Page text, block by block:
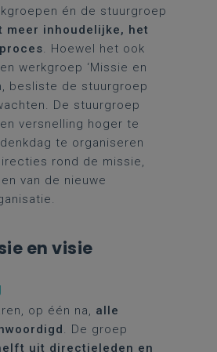
én de stuurgroep
meer inhoudelijke, het
. Hoewel het ook
werkgroep ‘Missie en
besliste de stuurgroep
De stuurgroep
versnelling hoger te
te organiseren
rond de missie,
van de nieuwe
en visie
op één na, alle
. De groep
uit directieleden en